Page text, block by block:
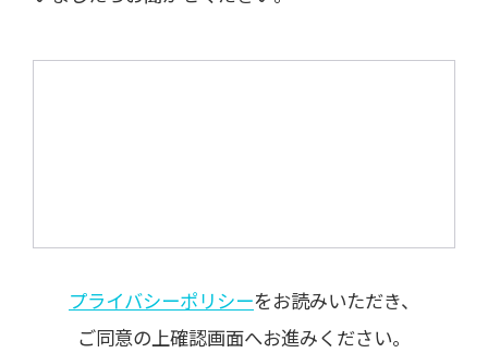
プライバシーポリシーをお読みいただき、
ご同意の上確認画面へお進みください。